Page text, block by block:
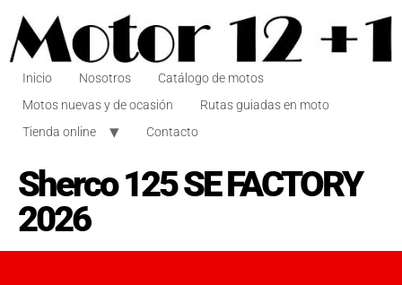
Inicio Nosotros
Catálogo de motos
Motos nuevas y de ocasión
Rutas guiadas en moto
Tienda online
Contacto
Sherco 125 SE FACTORY
2026